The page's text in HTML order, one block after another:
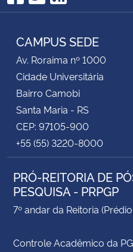
Facebook
Twitter
RSS
CAMPUS SEDE
Av. Roraima nº 1000
Cidade Universitária
Bairro Camobi
Santa Maria - RS
CEP: 97105-900
+55 (55) 3220-8000
PRÓ-REITORIA DE
PESQUISA - PRPGP
7º andar da Reitoria
Controle Acadêmico da